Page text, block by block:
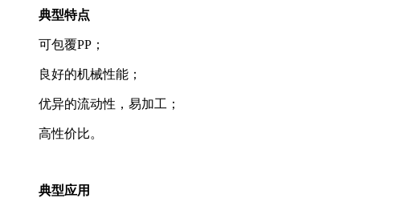
典型特点
可包覆PP；
良好的机械性能；
优异的流动性，易加工；
高性价比。
典型应用